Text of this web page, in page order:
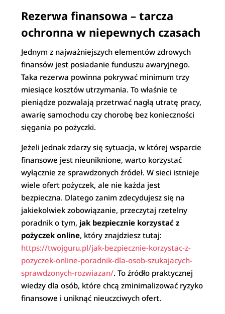
Rezerwa finansowa – tarcza
ochronna w niepewnych czasach
Jednym z najważniejszych elementów zdrowych
finansów jest posiadanie funduszu awaryjnego.
Taka rezerwa powinna pokrywać minimum trzy
miesiące kosztów utrzymania. To właśnie te
pieniądze pozwalają przetrwać nagłą utratę pracy,
awarię samochodu czy chorobę bez konieczności
sięgania po pożyczki.
Jeżeli jednak zdarzy się sytuacja, w której wsparcie
finansowe jest nieuniknione, warto korzystać
wyłącznie ze sprawdzonych źródeł. W sieci istnieje
wiele ofert pożyczek, ale nie każda jest
bezpieczna. Dlatego zanim zdecydujesz się na
jakiekolwiek zobowiązanie, przeczytaj rzetelny
poradnik o tym, jak bezpiecznie korzystać z
pożyczek online, który znajdziesz tutaj:
https://twojguru.pl/jak-bezpiecznie-korzystac-z-
pozyczek-online-poradnik-dla-osob-szukajacych-
sprawdzonych-rozwiazan/. To źródło praktycznej
wiedzy dla osób, które chcą zminimalizować ryzyko
finansowe i uniknąć nieuczciwych ofert.